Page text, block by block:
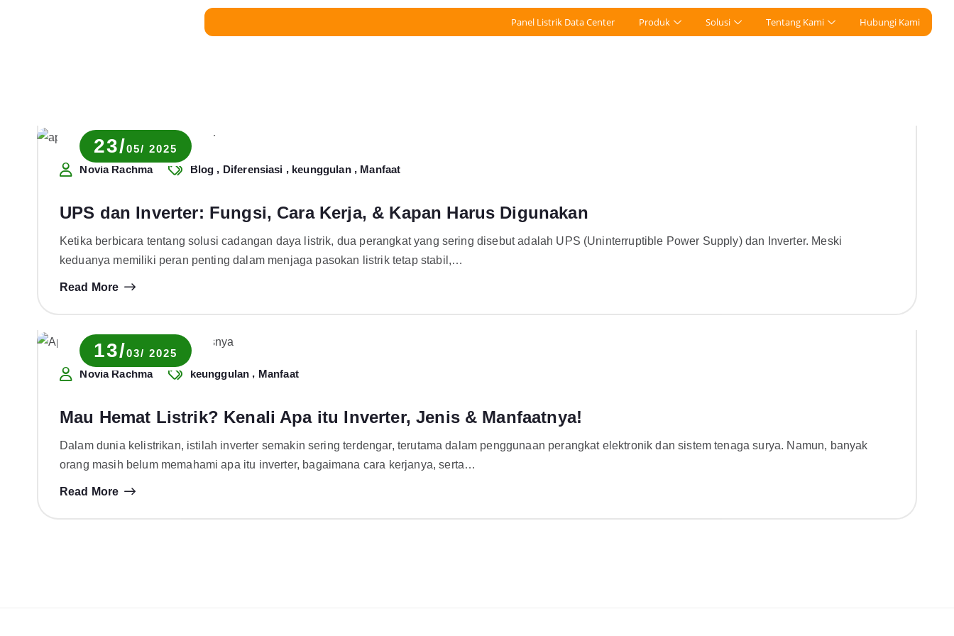
Panel Listrik Data Center Produk Solusi Tentang Kami Hubungi Kami
23/05/ 2025
Novia Rachma
Blog , Diferensiasi , keunggulan, Manfaat
UPS dan Inverter: Fungsi, Cara Kerja, & Kapan Harus Digunakan
Ketika berbicara tentang solusi cadangan daya listrik, dua perangkat yang sering disebut adalah UPS (Uninterruptible Power Supply) dan Inverter. Meski
keduanya memiliki peran penting dalam menjaga pasokan listrik tetap stabil,…
Read More
13/03/ 2025
Novia Rachma
keunggulan , Manfaat
Mau Hemat Listrik? Kenali Apa itu Inverter, Jenis & Manfaatnya!
Dalam dunia kelistrikan, istilah inverter semakin sering terdengar, terutama dalam penggunaan perangkat elektronik dan sistem tenaga surya. Namun, banyak
orang masih belum memahami apa itu inverter, bagaimana cara kerjanya, serta…
Read More